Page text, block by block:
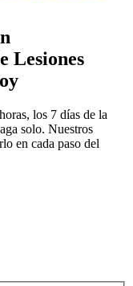
Lesiones
los 7 días de la
solo. Nuestros
en cada paso del